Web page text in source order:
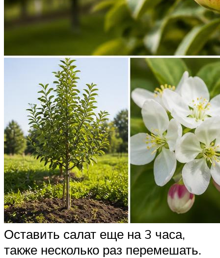
Оставить салат еще на 3 часа,
также несколько раз перемешать.